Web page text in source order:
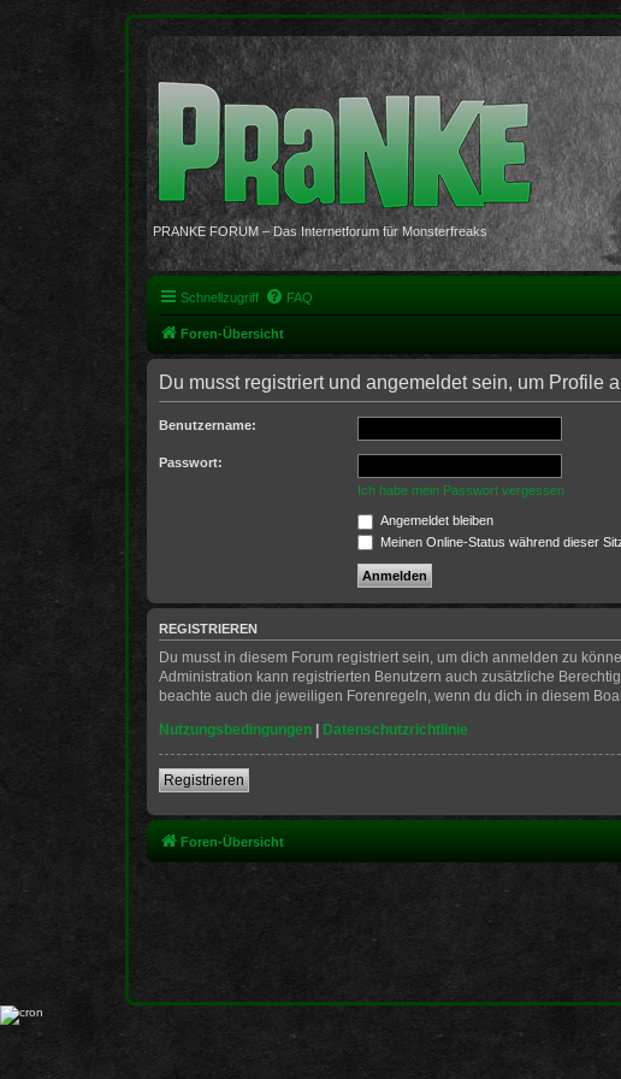
PRANKE FORUM – Das Internetforum für Monsterfreaks
Schnellzugriff FAQ
Foren-Übersicht
Du musst registriert und angemeldet sein, um Profile
Benutzername:
Passwort:
Ich habe mein Passwort vergessen
Angemeldet bleiben
Meinen Online-Status während dieser
REGISTRIEREN
Du musst in diesem Forum registriert sein, um dich anmelden zu
Administration kann registrierten Benutzern auch zusätzliche
beachte auch die jeweiligen Forenregeln, wenn du dich in diesem
Nutzungsbedingungen | Datenschutzrichtlinie
Registrieren
Foren-Übersicht